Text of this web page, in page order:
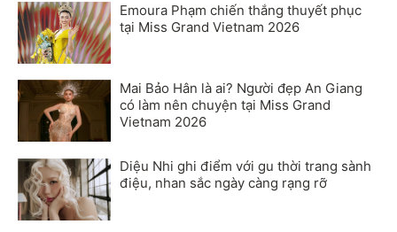
Emoura Phạm chiến thắng thuyết phục
tại Miss Grand Vietnam 2026
Mai Bảo Hân là ai? Người đẹp An Giang
có làm nên chuyện tại Miss Grand
Vietnam 2026
Diệu Nhi ghi điểm với gu thời trang sành
điệu, nhan sắc ngày càng rạng rỡ